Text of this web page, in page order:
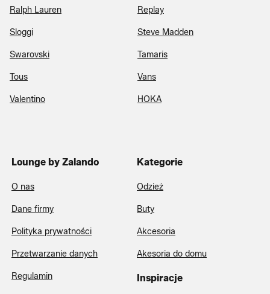
Ralph Lauren Replay
Sloggi Steve Madden
Swarovski Tamaris
Tous Vans
Valentino HOKA
Lounge by Zalando
O nas
Dane firmy
Polityka prywatności
Przetwarzanie danych
Regulamin
Kategorie
Odzież
Buty
Akcesoria
Akesoria do domu
Inspiracje